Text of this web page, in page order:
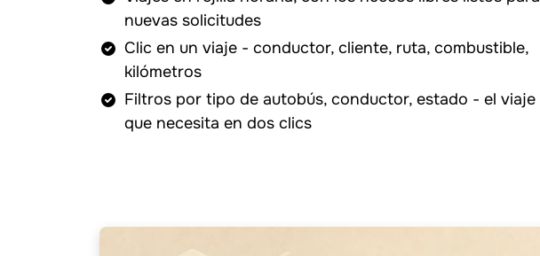
nuevas solicitudes
Clic en un viaje - conductor, cliente, ruta, combustible,
kilómetros
Filtros por tipo de autobús, conductor, estado - el viaje
que necesita en dos clics